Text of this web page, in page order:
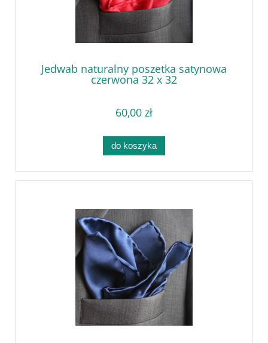
Jedwab naturalny poszetka satynowa
czerwona 32 x 32
60,00 zł
do koszyka